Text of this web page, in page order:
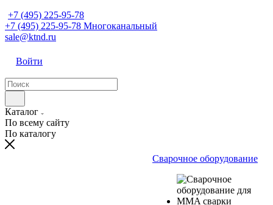
+7 (495) 225-95-78
+7 (495) 225-95-78 Многоканальный
sale@ktnd.ru
Войти
Каталог
По всему сайту
По каталогу
Сварочное оборудование